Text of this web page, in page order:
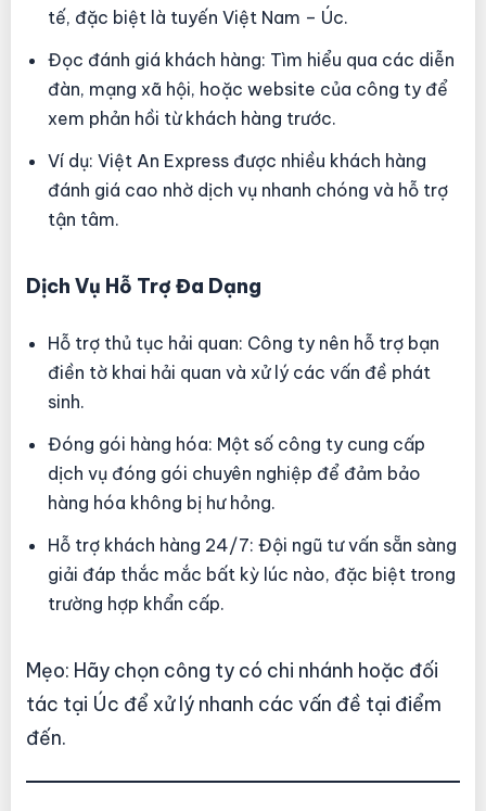
tế, đặc biệt là tuyến Việt Nam – Úc.
Đọc đánh giá khách hàng: Tìm hiểu qua các diễn
đàn, mạng xã hội, hoặc website của công ty để
xem phản hồi từ khách hàng trước.
Ví dụ: Việt An Express được nhiều khách hàng
đánh giá cao nhờ dịch vụ nhanh chóng và hỗ trợ
tận tâm.
Dịch Vụ Hỗ Trợ Đa Dạng
Hỗ trợ thủ tục hải quan: Công ty nên hỗ trợ bạn
điền tờ khai hải quan và xử lý các vấn đề phát
sinh.
Đóng gói hàng hóa: Một số công ty cung cấp
dịch vụ đóng gói chuyên nghiệp để đảm bảo
hàng hóa không bị hư hỏng.
Hỗ trợ khách hàng 24/7: Đội ngũ tư vấn sẵn sàng
giải đáp thắc mắc bất kỳ lúc nào, đặc biệt trong
trường hợp khẩn cấp.
Mẹo: Hãy chọn công ty có chi nhánh hoặc đối
tác tại Úc để xử lý nhanh các vấn đề tại điểm
đến.